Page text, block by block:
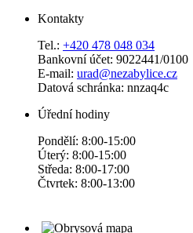
Kontakty
Tel.: +420 478 048 034
Bankovní účet: 9022441/0100
E-mail: urad@nezabylice.cz
Datová schránka: nnzaq4c
Úřední hodiny
Pondělí: 8:00-15:00
Úterý: 8:00-15:00
Středa: 8:00-17:00
Čtvrtek: 8:00-13:00